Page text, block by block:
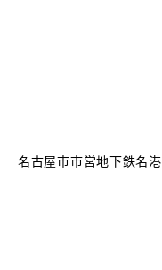
名古屋市市営地下鉄名港